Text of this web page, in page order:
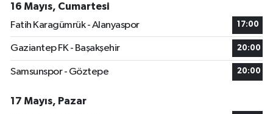
16 Mayıs, Cumartesi
Fatih Karagümrük - Alanyaspor
17:00
Gaziantep FK - Başakşehir 20:00
Samsunspor - Göztepe 20:00
17 Mayıs, Pazar